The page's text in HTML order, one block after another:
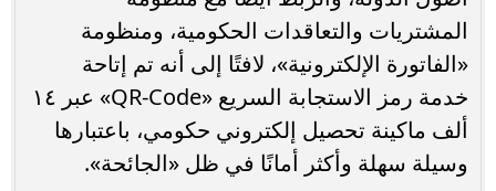
المشتريات والتعاقدات الحكومية، ومنظومة
«الفاتورة الإلكترونية»، لافتًا إلى أنه تم إتاحة
خدمة رمز الاستجابة السريع «QR-Code» عبر ١٤
ألف ماكينة تحصيل إلكتروني حكومي، باعتبارها
وسيلة سهلة وأكثر أمانًا في ظل «الجائحة».